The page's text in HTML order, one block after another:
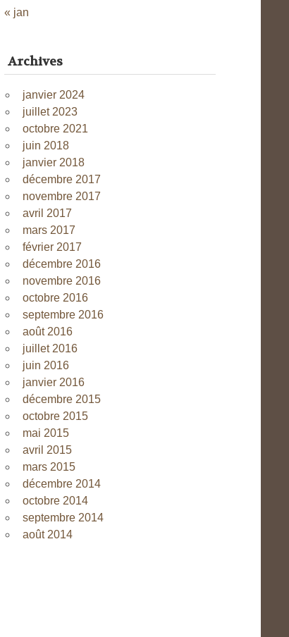
« jan
Archives
janvier 2024
juillet 2023
octobre 2021
juin 2018
janvier 2018
décembre 2017
novembre 2017
avril 2017
mars 2017
février 2017
décembre 2016
novembre 2016
octobre 2016
septembre 2016
août 2016
juillet 2016
juin 2016
janvier 2016
décembre 2015
octobre 2015
mai 2015
avril 2015
mars 2015
décembre 2014
octobre 2014
septembre 2014
août 2014